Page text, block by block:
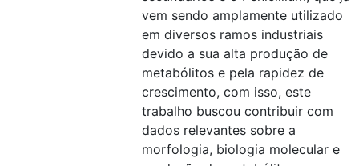
vem sendo amplamente utilizado
em diversos ramos industriais
devido a sua alta produção de
metabólitos e pela rapidez de
crescimento, com isso, este
trabalho buscou contribuir com
dados relevantes sobre a
morfologia, biologia molecular e